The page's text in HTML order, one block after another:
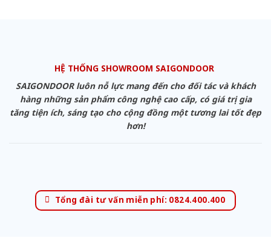
HỆ THỐNG SHOWROOM SAIGONDOOR
SAIGONDOOR luôn nỗ lực mang đến cho đối tác và khách
hàng những sản phẩm công nghệ cao cấp, có giá trị gia
tăng tiện ích, sáng tạo cho cộng đồng một tương lai tốt đẹp
hơn!
Tổng đài tư vấn miễn phí: 0824.400.400